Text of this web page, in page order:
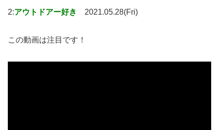
2:アウトドアー好き 2021.05.28(Fri)
この動画は注目です！